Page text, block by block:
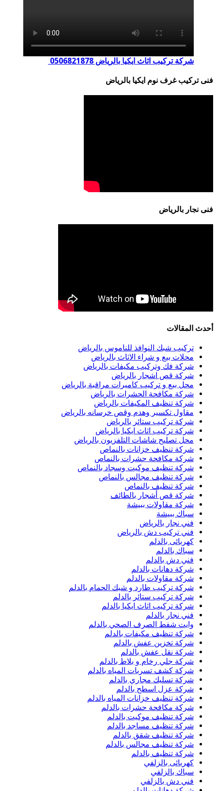
شركة تركيب اثاث ايكيا بالرياض 0506821878
فنى تركيب غرف نوم ايكيا بالرياض
فنى نجار بالرياض
أحدث المقالات
تركيب شبك النوافذ للناموس بالرياض
محلات بيع و شراء الاثاث بالرياض
شركة فك وتركيب مكيفات بالرياض
شركة قص اشجار بالرياض
محل بيع و تركيب كاميرات مراقبة بالرياض
شركة مكافحة الحشرات بالرياض
شركة تنظيف المكيفات بالرياض
مقاول تكسير وهدم وقص خرسانه بالرياض
شركة تركيب ستائر بالرياض
شركة تركيب اثاث ايكيا بالرياض
محل تصليح شاشات التلفزيون بالرياض
شركة تنظيف خزانات بالنماص
شركة مكافحة حشرات بالنماص
شركة تنظيف موكيت وسجاد بالنماص
شركة تنظيف مجالس بالنماص
شركة تنظيف بالنماص
شركة قص أشجار بالطائف
شركة مقاولات ببيشة
سباك ببيشة
فني نجار بالرياض
فني تركيب دش بالرياض
كهربائى بالدلم
سباك بالدلم
فني دش بالدلم
شركة دهانات بالدلم
شركة مقاولات بالدلم
شركة تركيب طارد و شبك الحمام بالدلم
شركة تركيب ستائر بالدلم
شركة تركيب اثاث ايكيا بالدلم
فني نجار بالدلم
وايت شفط الصرف الصحي بالدلم
شركة تنظيف مكيفات بالدلم
شركة تخزين عفش بالدلم
شركة نقل عفش بالدلم
شركة جلي رخام و بلاط بالدلم
شركة كشف تسربات المياه بالدلم
شركة تسليك مجاري بالدلم
شركة عزل اسطح بالدلم
شركة تنظيف خزانات المياه بالدلم
شركة مكافحة حشرات بالدلم
شركة تنظيف موكيت بالدلم
شركة تنظيف مساجد بالدلم
شركة تنظيف شقق بالدلم
شركة تنظيف مجالس بالدلم
شركة تنظيف بالدلم
كهربائى بالزلفي
سباك بالزلفي
فني دش بالزلفي